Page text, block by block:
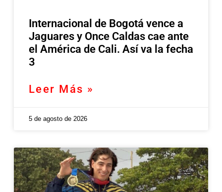
Internacional de Bogotá vence a
Jaguares y Once Caldas cae ante
el América de Cali. Así va la fecha
3
Leer Más »
5 de agosto de 2026